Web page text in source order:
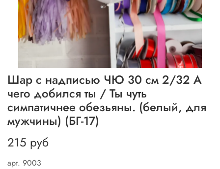
арт. 9003
Шар с надписью ЧЮ 30 см 2/32 А
чего добился ты / Ты чуть
симпатичнее обезьяны. (белый, для
мужчины) (БГ-17)
215 руб